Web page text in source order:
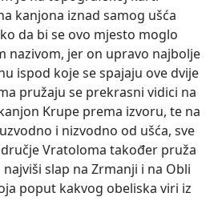
kanjona iznad samog ušća
da bi se ovo mjesto moglo
nazivom, jer on upravo najbolje
ispod koje se spajaju ove dvije
pružaju se prekrasni vidici na
Krupe prema izvoru, te na
i nizvodno od ušća, sve
Vratoloma također pruža
slap na Zrmanji i na Obli
poput kakvog obeliska viri iz